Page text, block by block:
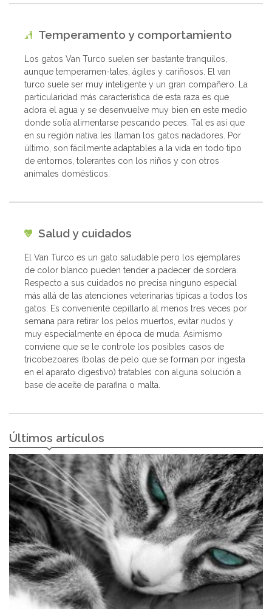
Temperamento y comportamiento
Los gatos Van Turco suelen ser bastante tranquilos,
aunque temperamen-tales, ágiles y cariñosos. El van
turco suele ser muy inteligente y un gran compañero. La
particularidad más característica de esta raza es que
adora el agua y se desenvuelve muy bien en este medio
donde solía alimentarse pescando peces. Tal es así que
en su región nativa les llaman los gatos nadadores. Por
último, son fácilmente adaptables a la vida en todo tipo
de entornos, tolerantes con los niños y con otros
animales domésticos.
Salud y cuidados
El Van Turco es un gato saludable pero los ejemplares
de color blanco pueden tender a padecer de sordera.
Respecto a sus cuidados no precisa ninguno especial
más allá de las atenciones veterinarias típicas a todos los
gatos. Es conveniente cepillarlo al menos tres veces por
semana para retirar los pelos muertos, evitar nudos y
muy especialmente en época de muda. Asimismo
conviene que se le controle los posibles casos de
tricobezoares (bolas de pelo que se forman por ingesta
en el aparato digestivo) tratables con alguna solución a
base de aceite de parafina o malta.
Últimos artículos